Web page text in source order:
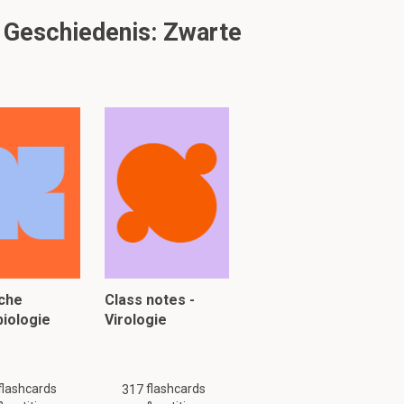
begin van
is mogelijk niet
Zwarte
Class notes -
Virologie
317flashcards